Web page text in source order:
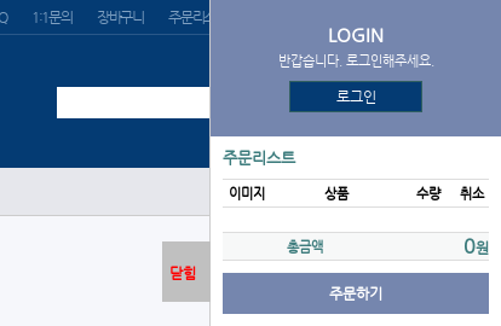
1:1문의 장바구니 주문리스트
LOGIN
반갑습니다. 로그인해주세요.
로그인
주문리스트
이미지 상품 수량 취소
총금액 0원
주문하기
닫힘